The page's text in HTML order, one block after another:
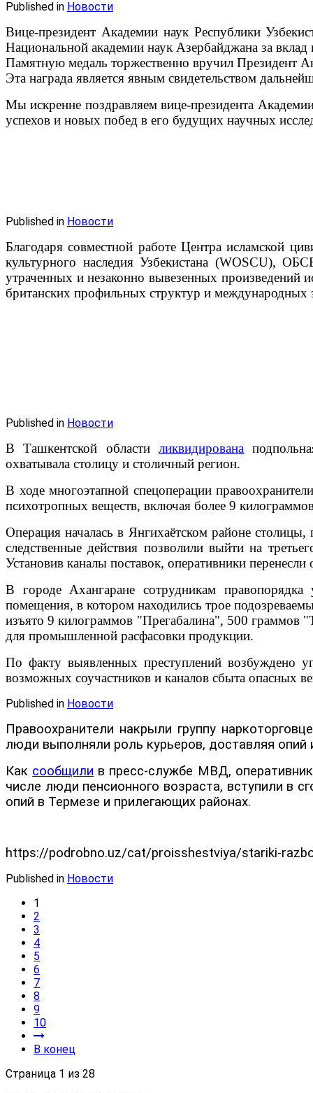
Published in Новости
Вице-президент Академии наук Республики
Национальной академии наук Азербайджана за
Памятную медаль торжественно вручил Президент
Эта награда является явным свидетельством
Мы искренне поздравляем вице-президента
успехов и новых побед в его будущих научных
Published in Новости
Благодаря совместной работе Центра исламской
культурного наследия Узбекистана (WOSCU),
утраченных и незаконно вывезенных произведений
британских профильных структур и международных
Published in Новости
В Ташкентской областиликвидирована
охватывала столицу и столичный регион.
В ходе многоэтапной спецоперации
психотропных веществ, включая более 9
Операция началась в Янгихаётском районе
следственные действия позволили выйти на
Установив каналы поставок, оперативники
В городе Ахангаране сотрудникам
помещения, в котором находились трое
изъято 9 килограммов "Прегабалина", 500 граммов
для промышленной расфасовки продукции.
По факту выявленных преступлений возбуждено
возможных соучастников и каналов сбыта опасных
Published in Новости
Правоохранители накрыли группу
люди выполняли роль курьеров, доставляя опий
Как сообщили в пресс-службе МВД,
числе люди пенсионного возраста, вступили в
опий в Термезе и прилегающих районах.
https://podrobno.uz/cat/proisshestviya/stariki-
Published in Новости
1
2
3
4
5
6
7
8
9
10
В конец
Страница 1 из 28